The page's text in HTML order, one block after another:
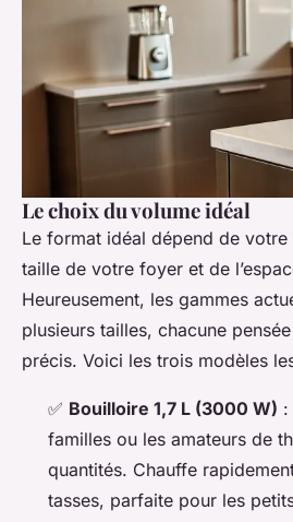
Le choix du volume idéal
Le format idéal dépend de
taille de votre foyer et de
Heureusement, les gammes
plusieurs tailles, chacune
précis. Voici les trois modèles
✅ Bouilloire 1,7 L (3000 W) :
familles ou les amateurs de
quantités. Chauffe
tasses, parfaite pour les